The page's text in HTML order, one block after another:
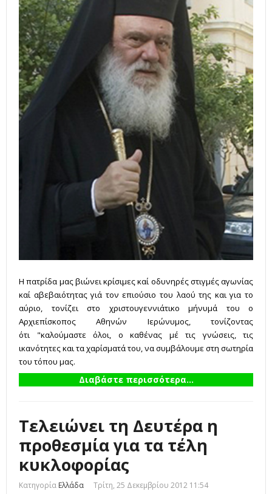
Η πατρίδα μας βιώνει κρίσιμες καί οδυνηρές στιγμές αγωνίας
καί αβεβαιότητας γιά τον επιούσιο του λαού της και για το
αύριο, τονίζει στο χριστουγεννιάτικο μήνυμά του ο
Αρχιεπίσκοπος Αθηνών Ιερώνυμος, τονίζοντας
ότι "καλούμαστε όλοι, ο καθένας μέ τις γνώσεις, τις
ικανότητες και τα χαρίσματά του, να συμβάλουμε στη σωτηρία
του τόπου μας.
Διαβάστε περισσότερα...
Τελειώνει τη Δευτέρα η
προθεσμία για τα τέλη
κυκλοφορίας
Κατηγορία Ελλάδα Τρίτη, 25 Δεκεμβρίου 2012 11:54